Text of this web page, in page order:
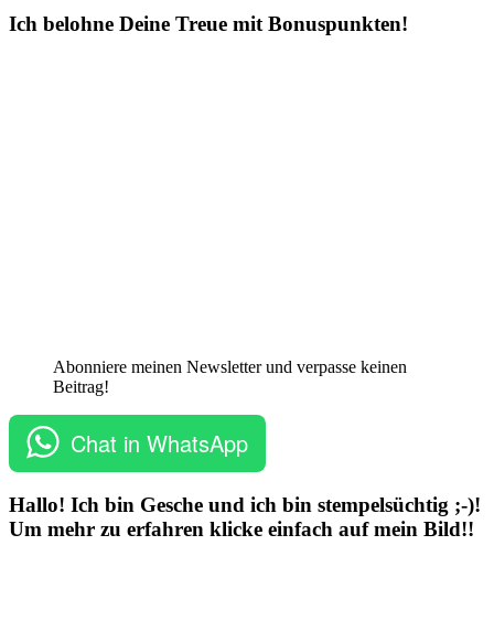
Ich belohne Deine Treue mit Bonuspunkten!
Abonniere meinen Newsletter und verpasse keinen
Beitrag!
Chat in WhatsApp
Hallo! Ich bin Gesche und ich bin stempelsüchtig ;-)!
Um mehr zu erfahren klicke einfach auf mein Bild!!